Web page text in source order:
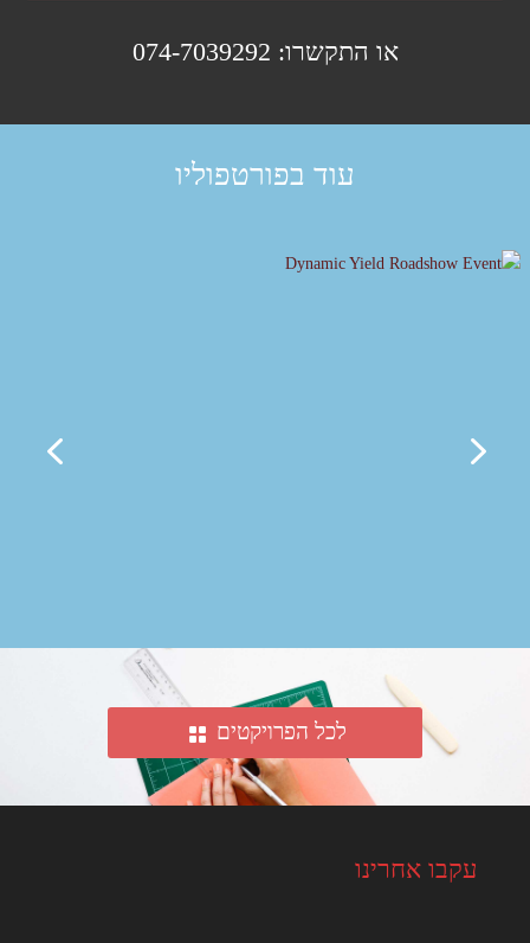
או התקשרו: 074-7039292
עוד בפורטפוליו
לכל הפרויקטים
עקבו אחרינו